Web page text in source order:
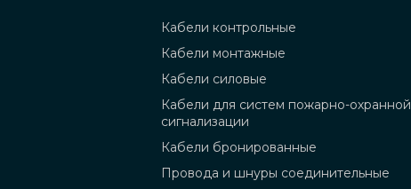
Кабели контрольные
Кабели монтажные
Кабели силовые
Кабели для систем пожарно-охранной
сигнализации
Кабели бронированные
Провода и шнуры соединительные